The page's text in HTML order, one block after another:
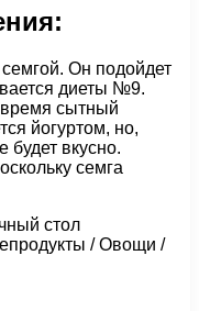
семгой. Он подойдет
диеты №9.
время сытный
йогуртом, но,
вкусно.
семга
стол
/ Овощи /